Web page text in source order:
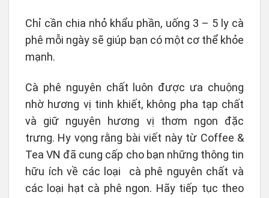
Chỉ cần chia nhỏ khẩu phần, uống 3 – 5 ly cà
phê mỗi ngày sẽ giúp bạn có một cơ thể khỏe
mạnh.
Cà phê nguyên chất luôn được ưa chuộng
nhờ hương vị tinh khiết, không pha tạp chất
và giữ nguyên hương vị thơm ngon đặc
trưng. Hy vọng rằng bài viết này từ Coffee &
Tea VN đã cung cấp cho bạn những thông tin
hữu ích về các loại cà phê nguyên chất và
các loại hạt cà phê ngon. Hãy tiếp tục theo